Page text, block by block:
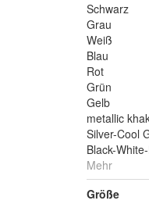
Schwarz
Grau
Weiß
Blau
Rot
Grün
Gelb
metallic
Silver-Cool
Black-
Mehr
Größe